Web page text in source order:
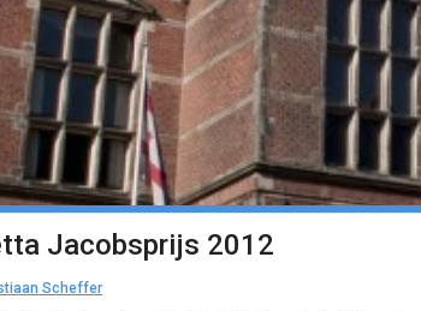
Jacobsprijs 2012
Scheffer